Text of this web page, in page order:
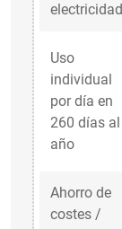
electricidad
Uso
individual
por día en
260 días al
año
Ahorro de
costes /